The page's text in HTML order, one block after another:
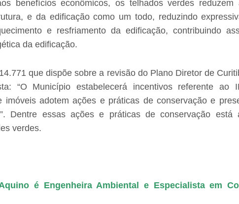
benefícios econômicos, os telhados verdes reduzem
e da edificação como um todo, reduzindo
e resfriamento da edificação, contribuindo
da edificação.
que dispõe sobre a revisão do Plano Diretor de
“O Município estabelecerá incentivos referente ao
imóveis adotem ações e práticas de conservação e
Dentre essas ações e práticas de conservação está
verdes.
é Engenheira Ambiental e Especialista em